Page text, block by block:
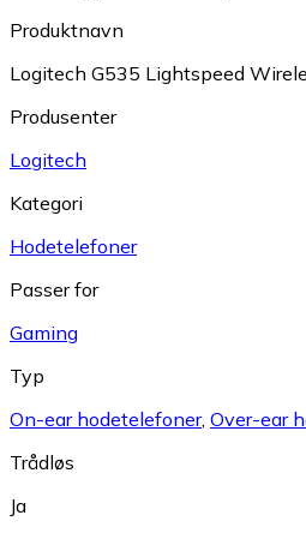
Produktnavn
Logitech G535 Lightspeed
Produsenter
Logitech
Kategori
Hodetelefoner
Passer for
Gaming
Typ
On-ear hodetelefoner, Over-ear
Trådløs
Ja